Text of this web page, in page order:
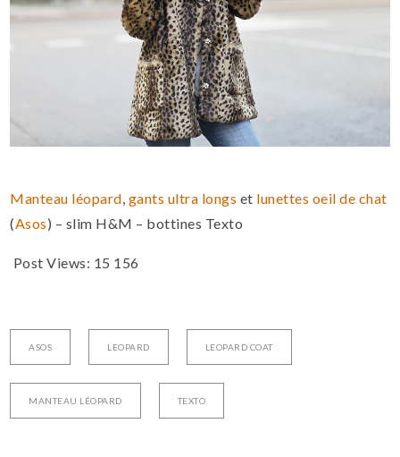
Manteau léopard, gants ultra longs et lunettes oeil de chat
(Asos) – slim H&M – bottines Texto
Post Views: 15 156
ASOS LEOPARD LEOPARD COAT
MANTEAU LÉOPARD TEXTO